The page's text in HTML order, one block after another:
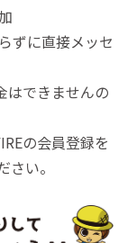
ずに直接メッセ
はできませんの
の会員登録を
い。